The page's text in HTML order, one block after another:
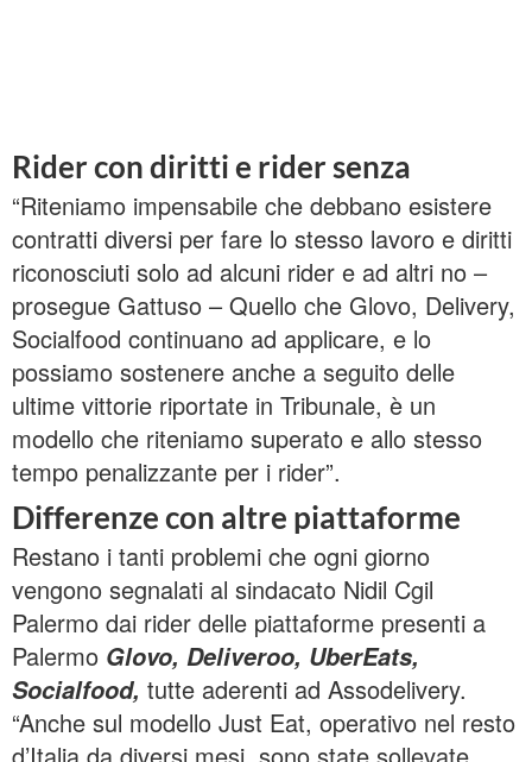
Rider con diritti e rider senza
“Riteniamo impensabile che debbano esistere
contratti diversi per fare lo stesso lavoro e diritti
riconosciuti solo ad alcuni rider e ad altri no –
prosegue Gattuso – Quello che Glovo, Delivery,
Socialfood continuano ad applicare, e lo
possiamo sostenere anche a seguito delle
ultime vittorie riportate in Tribunale, è un
modello che riteniamo superato e allo stesso
tempo penalizzante per i rider”.
Differenze con altre piattaforme
Restano i tanti problemi che ogni giorno
vengono segnalati al sindacato Nidil Cgil
Palermo dai rider delle piattaforme presenti a
Palermo Glovo, Deliveroo, UberEats,
Socialfood, tutte aderenti ad Assodelivery.
“Anche sul modello Just Eat, operativo nel resto